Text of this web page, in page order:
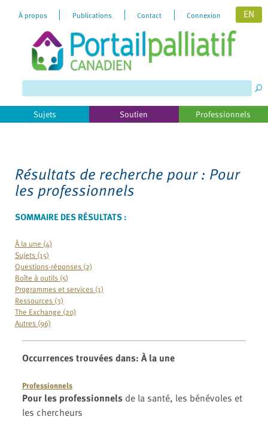
website
includes
an
À propos Publications Contact Connexion EN
Sujets Soutien Professionnels
Résultats de recherche pour : Pour
les professionnels
SOMMAIRE DES RÉSULTATS :
À la une (4)
Sujets (15)
Questions-réponses (2)
Boîte à outils (5)
Programmes et services (1)
Ressources (3)
The Exchange (20)
Autres (96)
Occurrences trouvées dans: À la une
Professionnels
Pour les professionnels de la santé, les bénévoles et
les chercheurs